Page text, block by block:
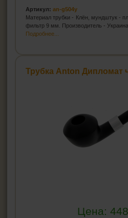
Артикул: an-g504y
Материал трубки - Клён, мундштук -
фильтр 9 мм. Производитель - Украина
Подробнее...
Трубка Anton Дипломат
Цена:448